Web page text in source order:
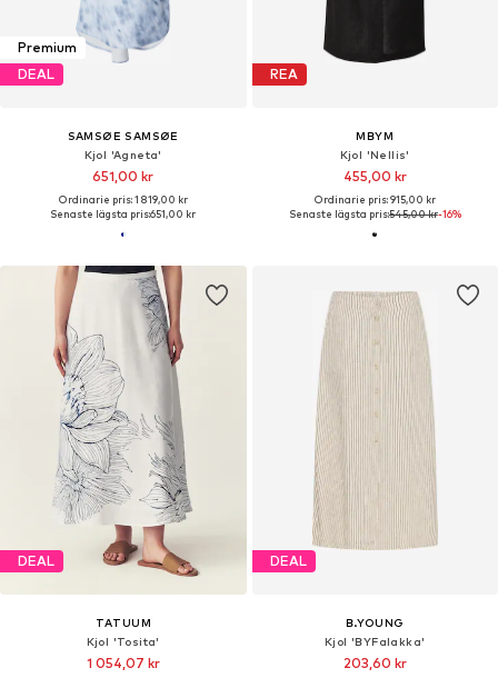
Premium
DEAL
SAMSØE SAMSØE
Kjol 'Agneta'
651,00 kr
Ordinarie pris: 1 819,00 kr
Senaste lägsta pris:651,00 kr
REA
MBYM
Kjol 'Nellis'
455,00 kr
Ordinarie pris: 915,00 kr
Senaste lägsta pris:545,00 kr-16%
DEAL
TATUUM
Kjol 'Tosita'
1 054,07 kr
DEAL
B.YOUNG
Kjol 'BYFalakka'
203,60 kr